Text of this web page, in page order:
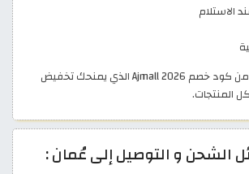
الاستلام
لا تنسى الاستفادة من كود خصم Ajmall 2026 الذي يمنحك تخفيض
الشحن و التوصيل إلى عُمان :